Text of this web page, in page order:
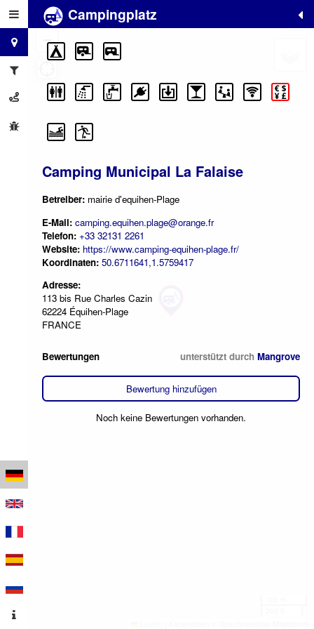
Campingplatz
Camping Municipal La Falaise
Betreiber: mairie d'equihen-Plage
E-Mail: camping.equihen.plage@orange.fr
Telefon: +33 32131 2261
Website: https://www.camping-equihen-plage.fr/
Koordinaten: 50.6711641,1.5759417
Adresse:
113 bis Rue Charles Cazin
62224 Équihen-Plage
FRANCE
Bewertungen unterstützt durch Mangrove
Bewertung hinzufügen
Noch keine Bewertungen vorhanden.
+
−